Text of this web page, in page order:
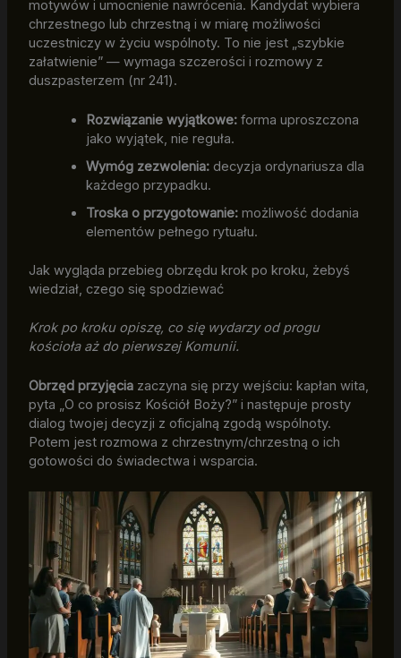
motywów i umocnienie nawrócenia. Kandydat wybiera
chrzestnego lub chrzestną i w miarę możliwości
uczestniczy w życiu wspólnoty. To nie jest „szybkie
załatwienie” — wymaga szczerości i rozmowy z
duszpasterzem (nr 241).
Rozwiązanie wyjątkowe:forma uproszczona
jako wyjątek, nie reguła.
Wymóg zezwolenia:decyzja ordynariusza dla
każdego przypadku.
Troska o przygotowanie:możliwość dodania
elementów pełnego rytuału.
Jak wygląda przebieg obrzędu krok po kroku, żebyś
wiedział, czego się spodziewać
Krok po kroku opiszę, co się wydarzy od progu
kościoła aż do pierwszej Komunii.
Obrzęd przyjęciazaczyna się przy wejściu: kapłan wita,
pyta „O co prosisz Kościół Boży?” i następuje prosty
dialog twojej decyzji z oficjalną zgodą wspólnoty.
Potem jest rozmowa z chrzestnym/chrzestną o ich
gotowości do świadectwa i wsparcia.